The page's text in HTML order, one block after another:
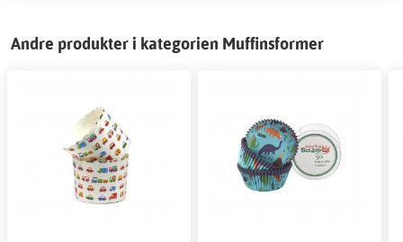
Andre produkter i kategorien Muffinsformer